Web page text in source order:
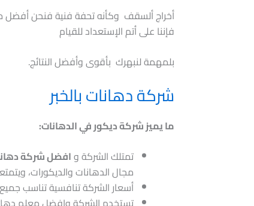
أخراج ألسقف وكأنه تحفة فنية فنحن
فإننا على أتم الإستعداد للقيام
بلمهمة لنبهرك بأقوى وأفضل النتائج.
شركة دهانات بالخبر
ما يميز شركة ديكور في الدهانات:
تمتلك الشركة وافضل شركة
مجال الدهانات والديكورات،
أسعار الشركة تنافسية تناسب